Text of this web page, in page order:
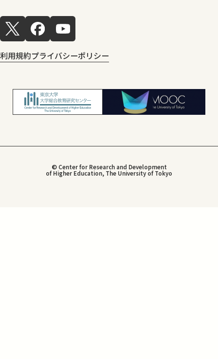
利用規約プライバシーポリシー
© Center for Research and Development
of Higher Education, The University of Tokyo